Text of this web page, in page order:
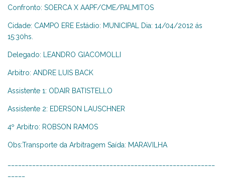
Confronto: SOERCA X AAPF/CME/PALMITOS
Cidade: CAMPO ERE Estádio: MUNICIPAL Dia: 14/04/2012 ás
15:30hs.
Delegado: LEANDRO GIACOMOLLI
Arbitro: ANDRE LUIS BACK
Assistente 1: ODAIR BATISTELLO
Assistente 2: EDERSON LAUSCHNER
4º Arbitro: ROBSON RAMOS
Obs:Transporte da Arbitragem Saída: MARAVILHA